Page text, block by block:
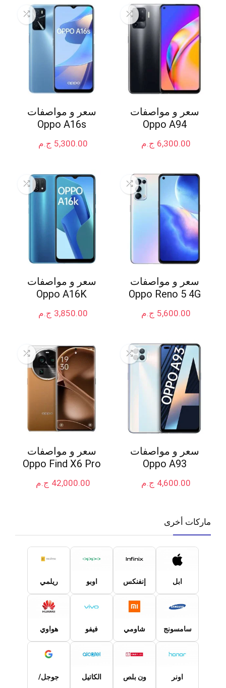
سعر و مواصفات
Oppo A94
ج.م 6,300.00
سعر و مواصفات
Oppo A16s
ج.م 5,300.00
سعر و مواصفات
Oppo Reno 5 4G
ج.م 5,600.00
سعر و مواصفات
Oppo A16K
ج.م 3,850.00
سعر و مواصفات
Oppo A93
ج.م 4,600.00
سعر و مواصفات
Oppo Find X6 Pro
ج.م 42,000.00
ماركات أخرى
ابل إنفنكس اوبو ريلمي
سامسونج شاومي فيفو هواوي
اونر ون بلص الكاتيل
جوجل/